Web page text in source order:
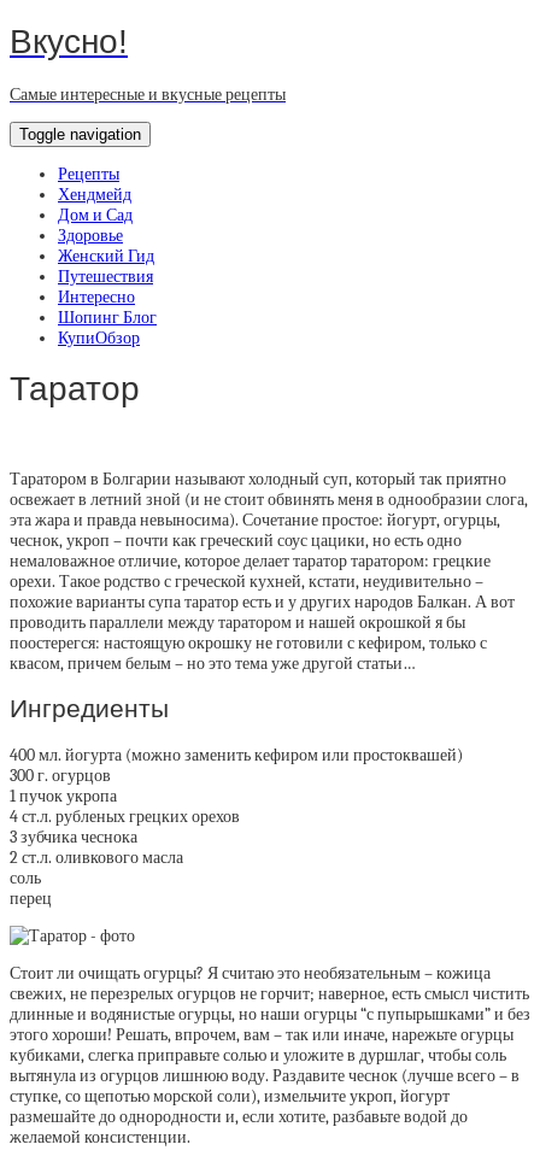
Вкусно!
Самые интересные и вкусные рецепты
Toggle navigation
Рецепты
Хендмейд
Дом и Сад
Здоровье
Женский Гид
Путешествия
Интересно
Шопинг Блог
КупиОбзор
Таратор
Таратором в Болгарии называют холодный суп, который так приятно
освежает в летний зной (и не стоит обвинять меня в однообразии слога,
эта жара и правда невыносима). Сочетание простое: йогурт, огурцы,
чеснок, укроп – почти как греческий соус цацики, но есть одно
немаловажное отличие, которое делает таратор таратором: грецкие
орехи. Такое родство с греческой кухней, кстати, неудивительно –
похожие варианты супа таратор есть и у других народов Балкан. А вот
проводить параллели между таратором и нашей окрошкой я бы
поостерегся: настоящую окрошку не готовили с кефиром, только с
квасом, причем белым – но это тема уже другой статьи…
Ингредиенты
400 мл. йогурта (можно заменить кефиром или простоквашей)
300 г. огурцов
1 пучок укропа
4 ст.л. рубленых грецких орехов
3 зубчика чеснока
2 ст.л. оливкового масла
соль
перец
Стоит ли очищать огурцы? Я считаю это необязательным – кожица
свежих, не перезрелых огурцов не горчит; наверное, есть смысл чистить
длинные и водянистые огурцы, но наши огурцы “с пупырышками” и без
этого хороши! Решать, впрочем, вам – так или иначе, нарежьте огурцы
кубиками, слегка приправьте солью и уложите в дуршлаг, чтобы соль
вытянула из огурцов лишнюю воду. Раздавите чеснок (лучше всего – в
ступке, со щепотью морской соли), измельчите укроп, йогурт
размешайте до однородности и, если хотите, разбавьте водой до
желаемой консистенции.